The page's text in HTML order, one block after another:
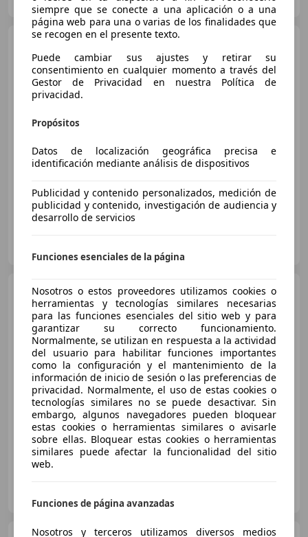
SEAT Leon
S&S FR Special Edition 150
04/2025 12.986 km Gasolina
110 kW (150 CV)
900 Coches. Madrid (Las Rozas, Rivas, Getafe, Villalba)
SEAT Leon 1.5 eTSI DSG-7
S&S FR Special Edition 150
€ 21.951
Sin comparación
02/2025 8.235 km Gasolina
110 kW (150 CV)
Suspensión deportiva
siempre que se conecte a una aplicación o a una
página web para una o varias de los finalidades que
se recogen en el presente texto.
Puede cambiar sus ajustes y retirar su
consentimiento en cualquier momento a través del
Gestor de Privacidad en nuestra Política de
privacidad.
Propósitos
Datos de localización geográfica precisa e
identificación mediante análisis de dispositivos
Publicidad y contenido personalizados, medición de
publicidad y contenido, investigación de audiencia y
desarrollo de servicios
Funciones esenciales de la página
Nosotros o estos proveedores utilizamos cookies o
herramientas y tecnologías similares necesarias
para las funciones esenciales del sitio web y para
garantizar su correcto funcionamiento.
Normalmente, se utilizan en respuesta a la actividad
del usuario para habilitar funciones importantes
como la configuración y el mantenimiento de la
información de inicio de sesión o las preferencias de
privacidad. Normalmente, el uso de estas cookies o
tecnologías similares no se puede desactivar. Sin
embargo, algunos navegadores pueden bloquear
estas cookies o herramientas similares o avisarle
sobre ellas. Bloquear estas cookies o herramientas
similares puede afectar la funcionalidad del sitio
web.
Funciones de página avanzadas
Nosotros y terceros utilizamos diversos medios